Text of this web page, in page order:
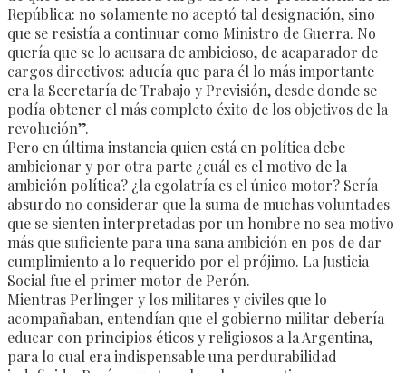
República: no solamente no aceptó tal designación, sino
que se resistía a continuar como Ministro de Guerra. No
quería que se lo acusara de ambicioso, de acaparador de
cargos directivos: aducía que para él lo más importante
era la Secretaría de Trabajo y Previsión, desde donde se
podía obtener el más completo éxito de los objetivos de la
revolución”.
Pero en última instancia quien está en política debe
ambicionar y por otra parte ¿cuál es el motivo de la
ambición política? ¿la egolatría es el único motor? Sería
absurdo no considerar que la suma de muchas voluntades
que se sienten interpretadas por un hombre no sea motivo
más que suficiente para una sana ambición en pos de dar
cumplimiento a lo requerido por el prójimo. La Justicia
Social fue el primer motor de Perón.
Mientras Perlinger y los militares y civiles que lo
acompañaban, entendían que el gobierno militar debería
educar con principios éticos y religiosos a la Argentina,
para lo cual era indispensable una perdurabilidad